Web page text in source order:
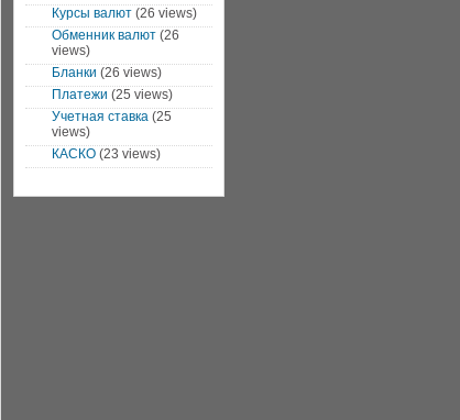
Курсы валют(26 views)
Обменник валют(26
views)
Бланки (26 views)
Платежи (25 views)
Учетная ставка(25
views)
КАСКО(23 views)